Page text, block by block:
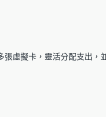
張虛擬卡，靈活分配支出，